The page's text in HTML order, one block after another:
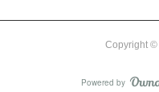
(2)
Copyright ©
Powered by